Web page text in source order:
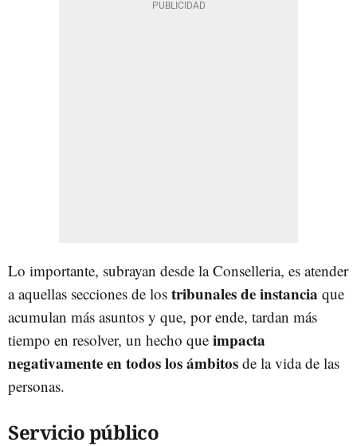
Lo importante, subrayan desde la Conselleria, es atender
a aquellas secciones de los tribunales de instancia que
acumulan más asuntos y que, por ende, tardan más
tiempo en resolver, un hecho que impacta
negativamente en todos los ámbitos de la vida de las
personas.
Servicio público